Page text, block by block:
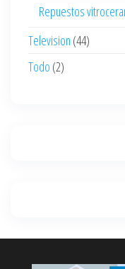
Repuestos
Television (44)
Todo (2)